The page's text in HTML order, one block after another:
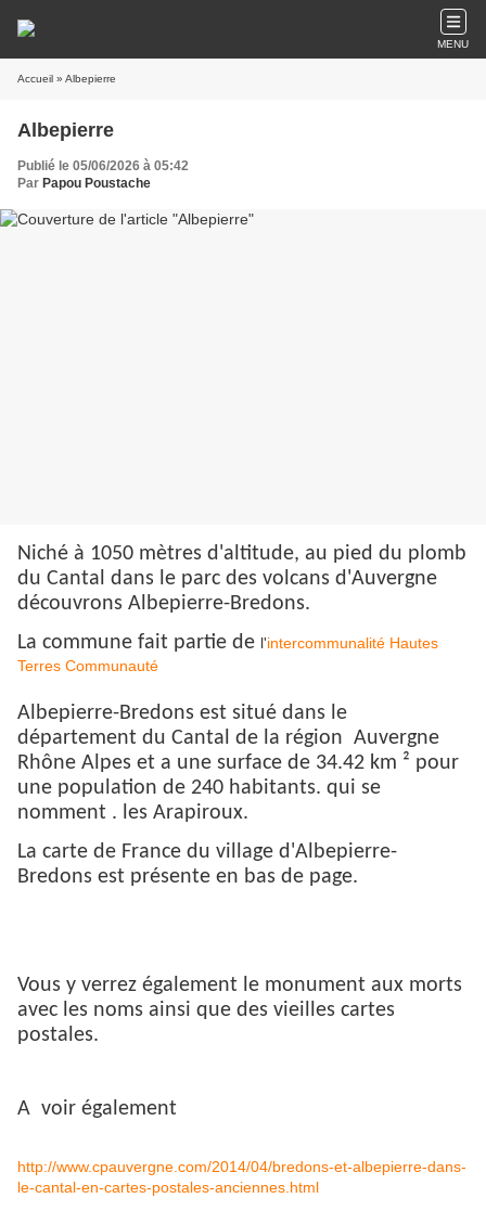
MENU
Accueil » Albepierre
Albepierre
Publié le 05/06/2026 à 05:42
Par Papou Poustache
Niché à 1050 mètres d'altitude, au pied du plomb
du Cantal dans le parc des volcans d'Auvergne
découvrons Albepierre-Bredons.
La commune fait partie de l'intercommunalité Hautes
Terres Communauté
Albepierre-Bredons est situé dans le
département du Cantal de la région Auvergne
Rhône Alpes et a une surface de 34.42 km ² pour
une population de 240 habitants. qui se
nomment . les Arapiroux.
La carte de France du village d'Albepierre-
Bredons est présente en bas de page.
Vous y verrez également le monument aux morts
avec les noms ainsi que des vieilles cartes
postales.
A voir également
http://www.cpauvergne.com/2014/04/bredons-et-albepierre-dans-
le-cantal-en-cartes-postales-anciennes.html